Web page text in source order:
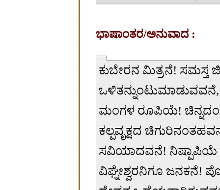
ಭಾಷಾಂತರ/ಅನುವಾದ :
ಕುಬೇರನ ಮಿತ್ರನೆ! ಸಮಸ್ತ
ಮಂಗಳ ರೂಪಿಯೆ!
ಕಲ್ಪವೃಕ್ಷದ
ಸವಿಯಾದವನೆ! ನಿಷ್ಪಾಪಿಯೆ !
ವಿಘ್ನೇಶ್ವರನಿಗೂ ಜನಕನೆ!